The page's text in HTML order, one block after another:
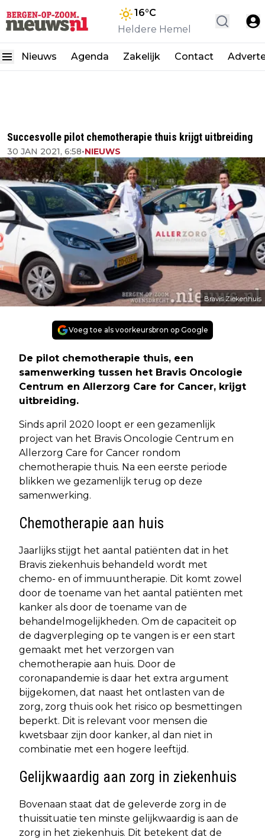
16°C
Heldere Hemel
Nieuws Agenda Zakelijk Contact
Succesvolle pilot chemotherapie thuis krijgt uitbreiding
30 JAN 2021, 6:58•NIEUWS
Bravis Ziekenhuis
Voeg toe als voorkeursbron op Google
De pilot chemotherapie thuis, een
samenwerking tussen het Bravis Oncologie
Centrum en Allerzorg Care for Cancer, krijgt
uitbreiding.
Sinds april 2020 loopt er een gezamenlijk
project van het Bravis Oncologie Centrum en
Allerzorg Care for Cancer rondom
chemotherapie thuis. Na een eerste periode
blikken we gezamenlijk terug op deze
samenwerking.
Chemotherapie aan huis
Jaarlijks stijgt het aantal patiënten dat in het
Bravis ziekenhuis behandeld wordt met
chemo- en of immuuntherapie. Dit komt zowel
door de toename van het aantal patiënten met
kanker als door de toename van de
behandelmogelijkheden. Om de capaciteit op
de dagverpleging op te vangen is er een start
gemaakt met het verzorgen van
chemotherapie aan huis. Door de
coronapandemie is daar het extra argument
bijgekomen, dat naast het ontlasten van de
zorg, zorg thuis ook het risico op besmettingen
beperkt. Dit is relevant voor mensen die
kwetsbaar zijn door kanker, al dan niet in
combinatie met een hogere leeftijd.
Gelijkwaardig aan zorg in ziekenhuis
Bovenaan staat dat de geleverde zorg in de
thuissituatie ten minste gelijkwaardig is aan de
zorg in het ziekenhuis. Dit betekent dat de